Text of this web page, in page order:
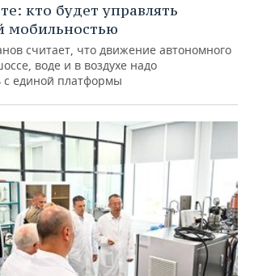
кто будет управлять
мобильностью
считает, что движение автономного
воде и в воздухе надо
с единой платформы